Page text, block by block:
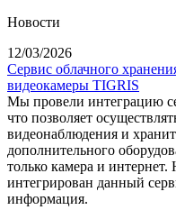
Новости
12/03/2026
Сервис облачного
видеокамеры TIGRIS
Мы провели интеграцию
что позволяет
видеонаблюдения и
дополнительного
только камера и интернет.
интегрирован данный
информация.